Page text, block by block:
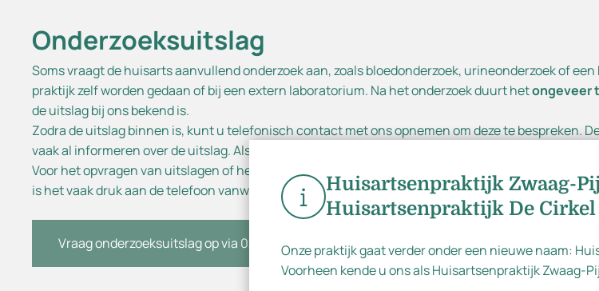
Spoedgevallen
Veelgestelde vragen
Onderzoeksuitslag
Soms vraagt de huisarts aanvullend onderzoek aan, zoals bloedonderzoek, urineonderzoek of een
praktijk zelf worden gedaan of bij een extern laboratorium. Na het onderzoek duurt hetongeveer
de uitslag bij ons bekend is.
Zodra de uitslag binnen is, kunt u telefonisch contact met ons opnemen om deze te bespreken.
vaak al informeren over de uitslag. Als het nodig is, wordt er een afspraak met de huisarts voor u
Voor het opvragen van uitslagen of het stellen van vragen vragen wij u om na 10:00 uur te bellen.
is het vaak druk aan de telefoon vanwege het maken van afspraken, waardoor de wachttijd kan
Vraag onderzoeksuitslag op via 020 – 6451619
Dutch
Huisartsenpraktijk Zwaag-
Huisartsenpraktijk De Cirkel
Onze praktijk gaat verder onder een nieuwe naam:
Voorheen kende u ons als Huisartsenpraktijk Zwaag-